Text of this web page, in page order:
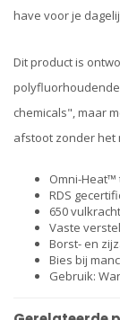
have voor je
Dit product is
chemicals", maar
afstoot zonder het
Omni-
RDS
650
Vaste
Borst- en
Bies bij
Gebruik: